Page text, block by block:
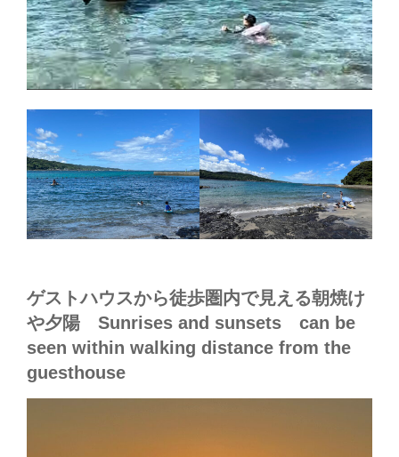
ゲストハウスから徒歩圏内で見える朝焼け
や夕陽 Sunrises and sunsets can be
seen within walking distance from the
guesthouse